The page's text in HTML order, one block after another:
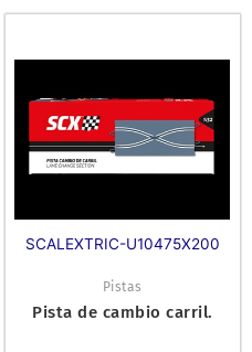
SCALEXTRIC-U10475X200
Pistas
Pista de cambio carril.